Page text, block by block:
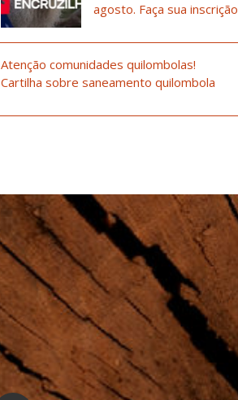
agosto. Faça sua inscrição
Atenção comunidades quilombolas!
Cartilha sobre saneamento quilombola